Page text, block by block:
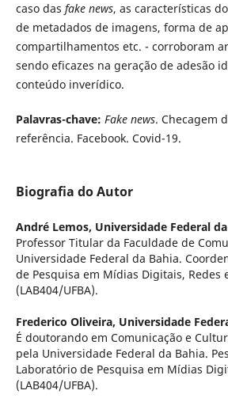
caso das fake news, as características
de metadados de imagens, forma de
compartilhamentos etc. - corroboram
sendo eficazes na geração de adesão
conteúdo inverídico.
Palavras-chave: Fake news. Checagem
referência. Facebook. Covid-19.
Biografia do Autor
André Lemos, Universidade Federal
Professor Titular da Faculdade de
Universidade Federal da Bahia.
de Pesquisa em Mídias Digitais, Redes
(LAB404/UFBA).
Frederico Oliveira, Universidade
É doutorando em Comunicação e
pela Universidade Federal da Bahia.
Laboratório de Pesquisa em Mídias
(LAB404/UFBA).